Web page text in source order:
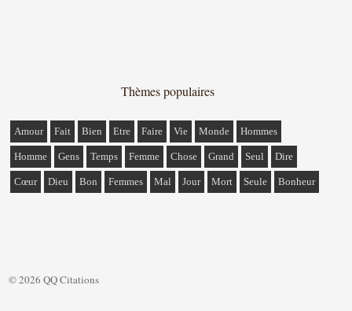
Thèmes populaires
Amour Fait Bien Etre Faire Vie Monde Hommes
Homme Gens Temps Femme Chose Grand Seul Dire
Cœur Dieu Bon Femmes Mal Jour Mort Seule Bonheur
© 2026 QQ Citations